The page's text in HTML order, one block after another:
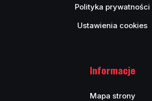
Polityka prywatności
Ustawienia cookies
Informacje
Mapa strony